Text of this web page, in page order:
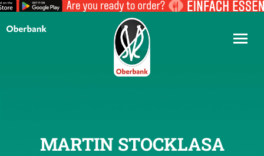
MARTIN STOCKLASA